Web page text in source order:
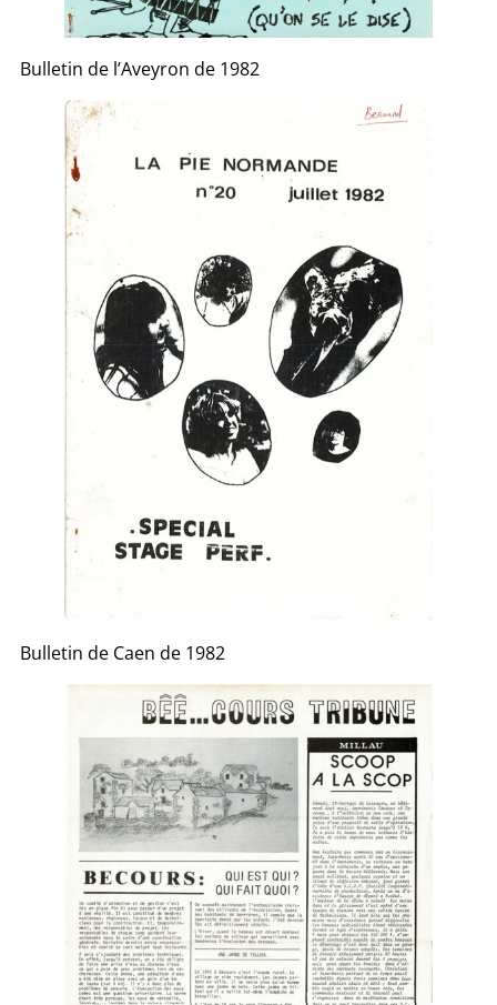
Bulletin de l’Aveyron de 1982
Bulletin de Caen de 1982